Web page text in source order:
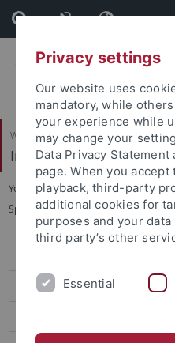
Skip
to
content
Skip
to
footer
Wirtschafts- und
Institut für
You are here: Startseite
...
Sportökonomik, Sportmanagement
Team
Privacy settings
Our website uses
mandatory, while
your experience while
may change your
Data Privacy
page. When you
playback, third-party
additional cookies for
purposes and your
third party’s other
Essential